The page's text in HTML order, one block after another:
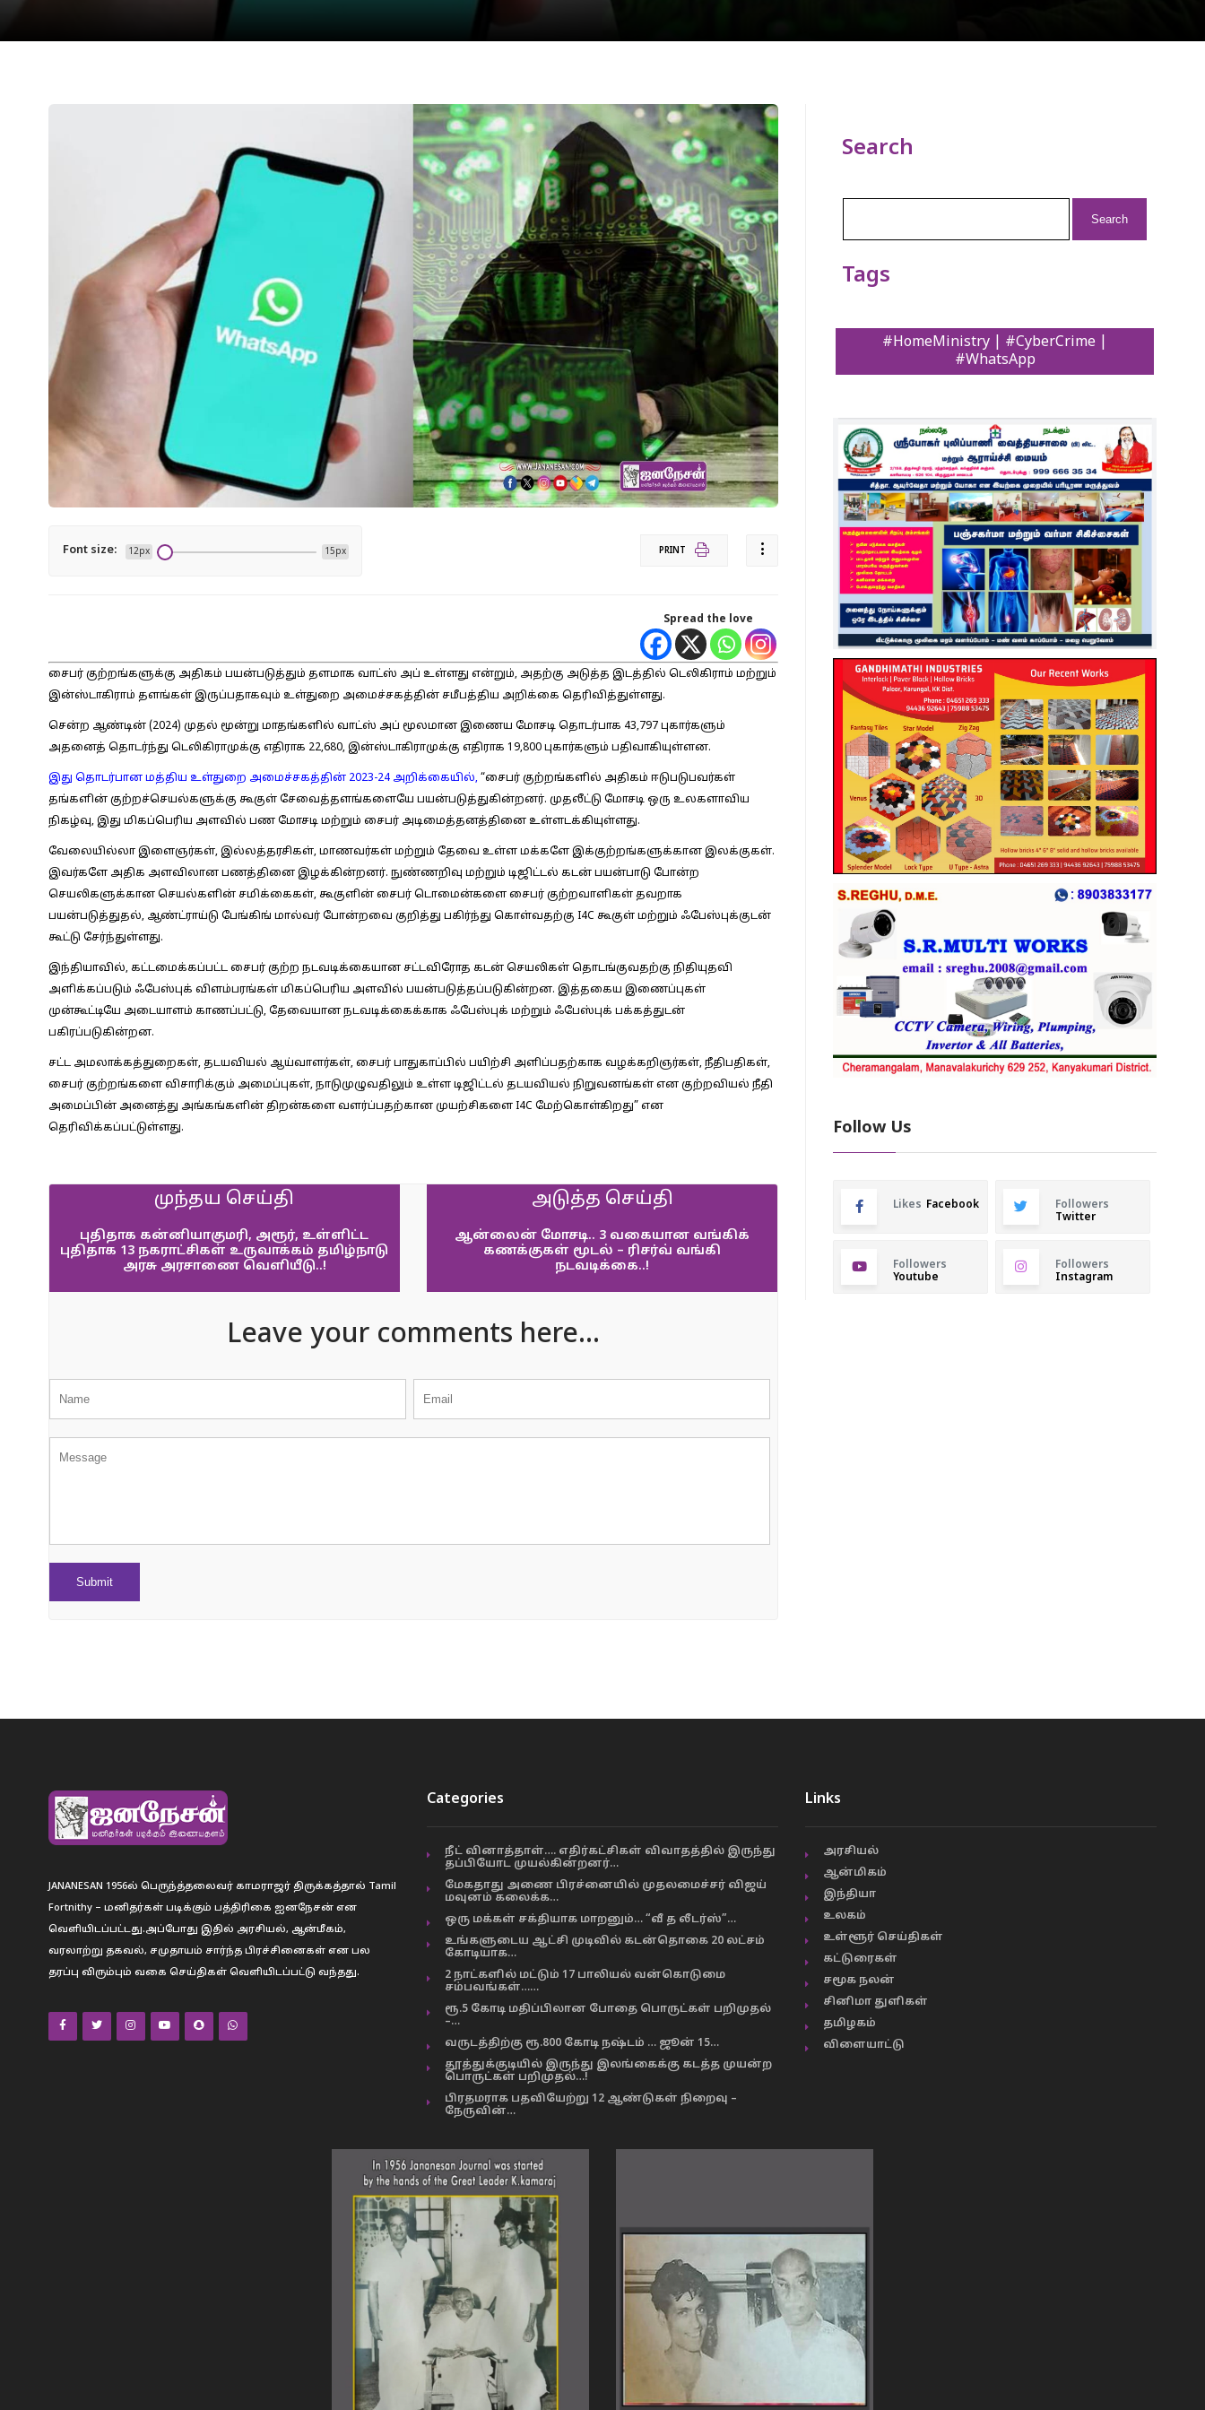
Font size: 12px 15px PRINT
Spread the love
சைபர் குற்றங்களுக்கு அதிகம் பயன்படுத்தும் தளமாக வாட்ஸ் அப் உள்ளது என்றும், அதற்கு அடுத்த இடத்தில் டெலிகிராம் மற்றும்
இன்ஸ்டாகிராம் தளங்கள் இருப்பதாகவும் உள்துறை அமைச்சகத்தின் சமீபத்திய அறிக்கை தெரிவித்துள்ளது.
சென்ற ஆண்டின் (2024) முதல் மூன்று மாதங்களில் வாட்ஸ் அப் மூலமான இணைய மோசடி தொடர்பாக 43,797 புகார்களும்
அதனைத் தொடர்ந்து டெலிகிராமுக்கு எதிராக 22,680, இன்ஸ்டாகிராமுக்கு எதிராக 19,800 புகார்களும் பதிவாகியுள்ளன.
இது தொடர்பான மத்திய உள்துறை அமைச்சகத்தின் 2023-24 அறிக்கையில், “சைபர் குற்றங்களில் அதிகம் ஈடுபடுபவர்கள்
தங்களின் குற்றச்செயல்களுக்கு கூகுள் சேவைத்தளங்களையே பயன்படுத்துகின்றனர். முதலீட்டு மோசடி ஒரு உலகளாவிய
நிகழ்வு, இது மிகப்பெரிய அளவில் பண மோசடி மற்றும் சைபர் அடிமைத்தனத்தினை உள்ளடக்கியுள்ளது.
வேலையில்லா இளைஞர்கள், இல்லத்தரசிகள், மாணவர்கள் மற்றும் தேவை உள்ள மக்களே இக்குற்றங்களுக்கான இலக்குகள்.
இவர்களே அதிக அளவிலான பணத்தினை இழக்கின்றனர். நுண்ணறிவு மற்றும் டிஜிட்டல் கடன் பயன்பாடு போன்ற
செயலிகளுக்கான செயல்களின் சமிக்கைகள், கூகுளின் சைபர் டொமைன்களை சைபர் குற்றவாளிகள் தவறாக
பயன்படுத்துதல், ஆண்ட்ராய்டு பேங்கிங் மால்வர் போன்றவை குறித்து பகிர்ந்து கொள்வதற்கு I4C கூகுள் மற்றும் ஃபேஸ்புக்குடன்
கூட்டு சேர்ந்துள்ளது.
இந்தியாவில், கட்டமைக்கப்பட்ட சைபர் குற்ற நடவடிக்கையான சட்டவிரோத கடன் செயலிகள் தொடங்குவதற்கு நிதியுதவி
அளிக்கப்படும் ஃபேஸ்புக் விளம்பரங்கள் மிகப்பெரிய அளவில் பயன்படுத்தப்படுகின்றன. இத்தகைய இணைப்புகள்
முன்கூட்டியே அடையாளம் காணப்பட்டு, தேவையான நடவடிக்கைக்காக ஃபேஸ்புக் மற்றும் ஃபேஸ்புக் பக்கத்துடன்
பகிரப்படுகின்றன.
சட்ட அமலாக்கத்துறைகள், தடயவியல் ஆய்வாளர்கள், சைபர் பாதுகாப்பில் பயிற்சி அளிப்பதற்காக வழக்கறிஞர்கள், நீதிபதிகள்,
சைபர் குற்றங்களை விசாரிக்கும் அமைப்புகள், நாடுமுழுவதிலும் உள்ள டிஜிட்டல் தடயவியல் நிறுவனங்கள் என குற்றவியல் நீதி
அமைப்பின் அனைத்து அங்கங்களின் திறன்களை வளர்ப்பதற்கான முயற்சிகளை I4C மேற்கொள்கிறது” என
தெரிவிக்கப்பட்டுள்ளது.
முந்தய செய்தி
புதிதாக கன்னியாகுமரி, அரூர், உள்ளிட்ட
புதிதாக 13 நகராட்சிகள் உருவாக்கம் தமிழ்நாடு
அரசு அரசாணை வெளியீடு..!
அடுத்த செய்தி
ஆன்லைன் மோசடி.. 3 வகையான வங்கிக்
கணக்குகள் மூடல் – ரிசர்வ் வங்கி
நடவடிக்கை..!
Leave your comments here...
Search
Tags
#HomeMinistry | #CyberCrime |
#WhatsApp
Follow Us
Likes Facebook
Followers
Twitter
Followers
Youtube
Followers
Instagram
JANANESAN 1956ல் பெருந்த்தலைவர் காமராஜர் திருக்கத்தால் Tamil
Fortnithy – மனிதர்கள் படிக்கும் பத்திரிகை ஐனநேசன் என
வெளியிடப்பட்டது.அப்போது இதில் அரசியல், ஆன்மீகம்,
வரலாற்று தகவல், சமுதாயம் சார்ந்த பிரச்சினைகள் என பல
தரப்பு விரும்பும் வகை செய்திகள் வெளியிடப்பட்டு வந்தது.
Categories
நீட் வினாத்தாள்…. எதிர்கட்சிகள் விவாதத்தில் இருந்து
தப்பியோட முயல்கின்றனர்…
மேகதாது அணை பிரச்னையில் முதலமைச்சர் விஜய்
மவுனம் கலைக்க…
ஒரு மக்கள் சக்தியாக மாறனும்… “வீ த லீடர்ஸ்”…
உங்களுடைய ஆட்சி முடிவில் கடன்தொகை 20 லட்சம்
கோடியாக…
2 நாட்களில் மட்டும் 17 பாலியல் வன்கொடுமை
சம்பவங்கள்……
ரூ.5 கோடி மதிப்பிலான போதை பொருட்கள் பறிமுதல்
–…
வருடத்திற்கு ரூ.800 கோடி நஷ்டம் … ஜூன் 15…
தூத்துக்குடியில் இருந்து இலங்கைக்கு கடத்த முயன்ற
பொருட்கள் பறிமுதல்…!
பிரதமராக பதவியேற்று 12 ஆண்டுகள் நிறைவு –
நேருவின்…
Links
அரசியல்
ஆன்மிகம்
இந்தியா
உலகம்
உள்ளூர் செய்திகள்
கட்டுரைகள்
சமூக நலன்
சினிமா துளிகள்
தமிழகம்
விளையாட்டு